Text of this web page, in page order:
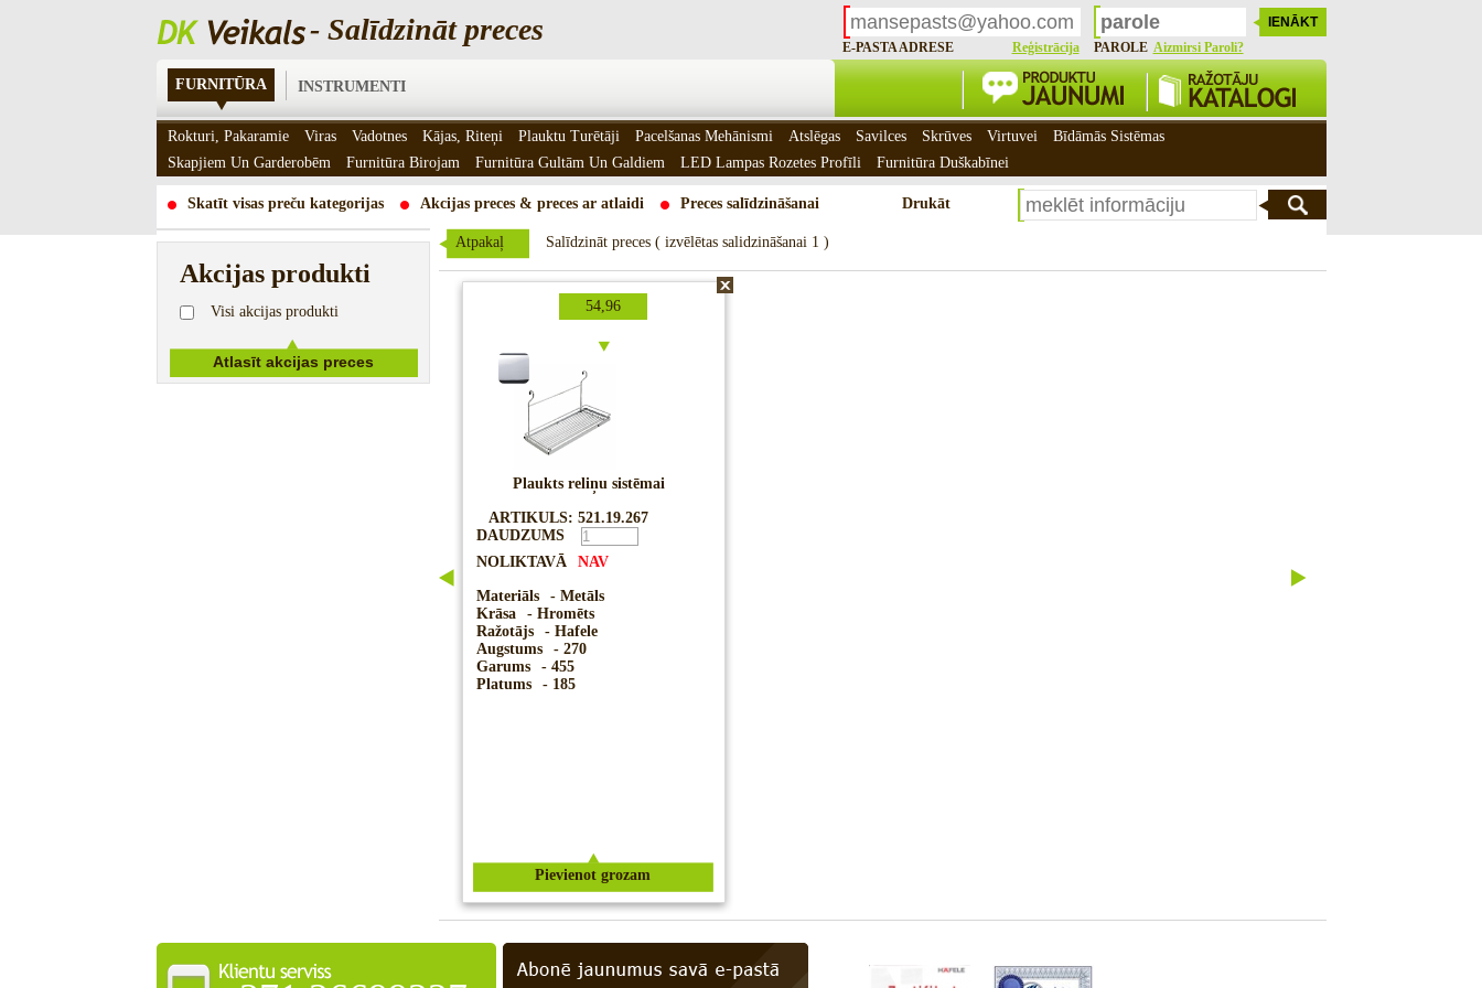
- Salīdzināt preces
E-PASTA ADRESE Reģistrācija PAROLE Aizmirsi Paroli?
FURNITŪRA INSTRUMENTI
Skatīt visas preču kategorijas Akcijas preces & preces ar atlaidi Preces salīdzināšanai Drukāt
Akcijas produkti
Visi akcijas produkti
Atpakaļ Salīdzināt preces ( izvēlētas salidzināšanai 1 )
54,96
Plaukts reliņu sistēmai
ARTIKULS: 521.19.267
DAUDZUMS
NOLIKTAVĀ
NAV
Materiāls
- Metāls
Krāsa
- Hromēts
Ražotājs
- Hafele
Augstums
- 270
Garums
- 455
Platums
- 185
Pievienot grozam
Rokturi, Pakaramie Viras Vadotnes Kājas, Riteņi Plauktu Turētāji Pacelšanas Mehānismi Atslēgas Savilces Skrūves Virtuvei
Bīdāmās Sistēmas
Skapjiem Un Garderobēm
Furnitūra Birojam Furnitūra Gultām Un Galdiem LED Lampas Rozetes Profīli Furnitūra Duškabīnei